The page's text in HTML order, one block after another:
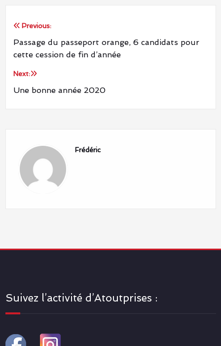
Navigation
de
l’article
Previous:
Passage du passeport orange, 6 candidats pour
cette cession de fin d’année
Next:
Une bonne année 2020
Frédéric
Suivez l’activité d’Atoutprises :